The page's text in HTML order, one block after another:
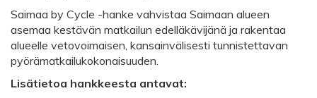
Saimaa by Cycle -hanke vahvistaa Saimaan alueen
asemaa kestävän matkailun edelläkävijänä ja rakentaa
alueelle vetovoimaisen, kansainvälisesti tunnistettavan
pyörämatkailukokonaisuuden.
Lisätietoa hankkeesta antavat: